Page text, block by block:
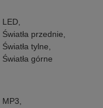
LED,
Światła przednie,
Światła tylne,
Światła górne
MP3,